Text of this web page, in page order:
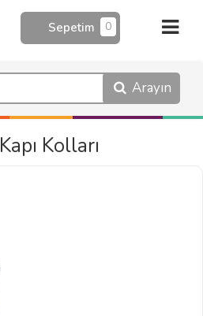
0
Sepetim
Arayın
Kapı Kolları